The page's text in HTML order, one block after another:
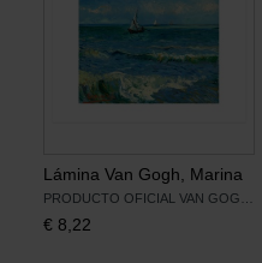
Para la casa
Hogar y Cocina
Ocio
Lámina Van Gogh, Marina
€ 8,22